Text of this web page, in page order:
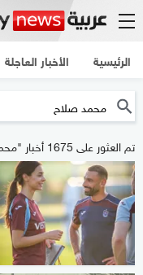
الرئيسية الأخبار العاجلة
تم العثور على 1675 أخبار "محمد صلاح"